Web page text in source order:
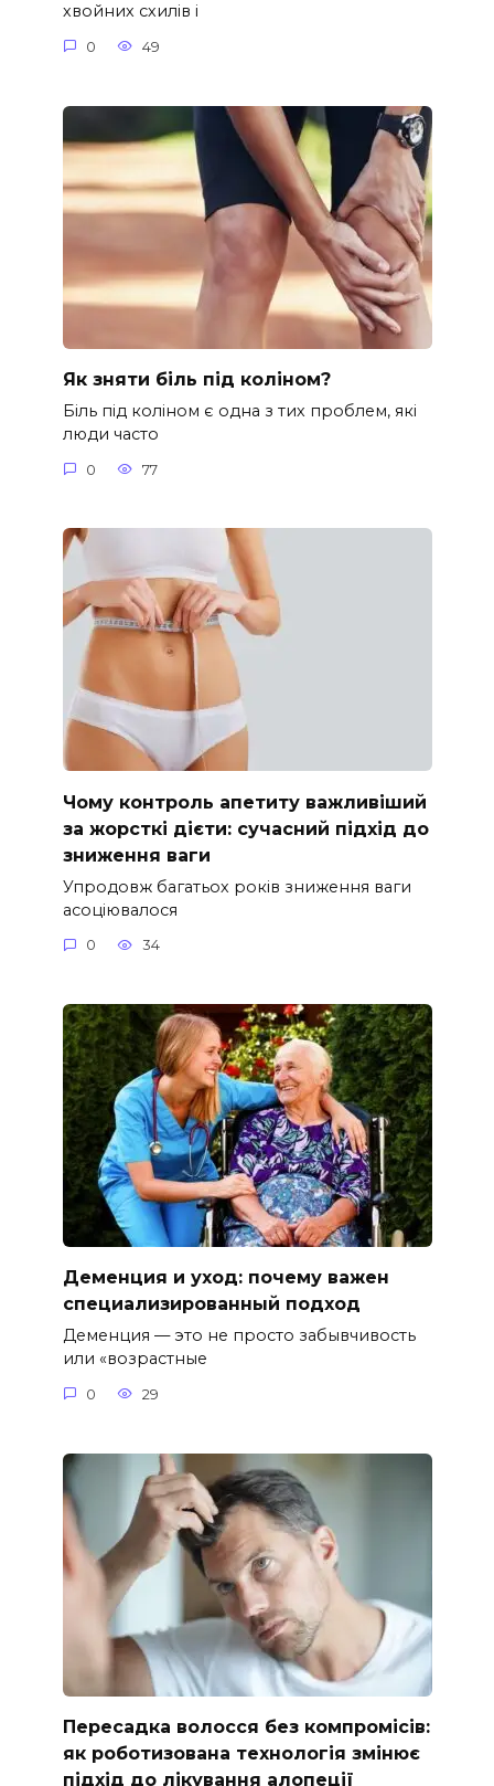
хвойних схилів і
0 49
Як зняти біль під коліном?
Біль під коліном є одна з тих проблем, які
люди часто
0 77
Чому контроль апетиту важливіший
за жорсткі дієти: сучасний підхід до
зниження ваги
Упродовж багатьох років зниження ваги
асоціювалося
0 34
Деменция и уход: почему важен
специализированный подход
Деменция — это не просто забывчивость
или «возрастные
0 29
Пересадка волосся без компромісів:
як роботизована технологія змінює
підхід до лікування алопеції